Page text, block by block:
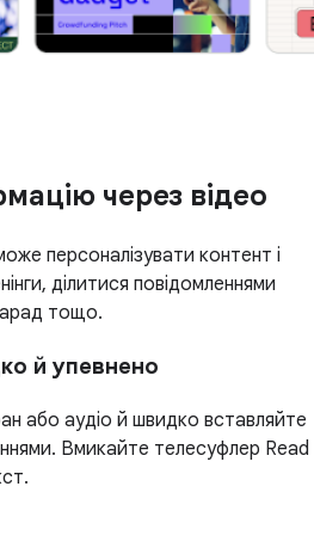
через відео
персоналізувати контент і
ділитися повідомленнями
тощо.
й упевнено
або аудіо й швидко вставляйте
Вмикайте телесуфлер Read